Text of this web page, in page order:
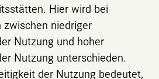
Hier wird bei
niedriger
Nutzung und hoher
Nutzung unterschieden.
der Nutzung bedeutet,